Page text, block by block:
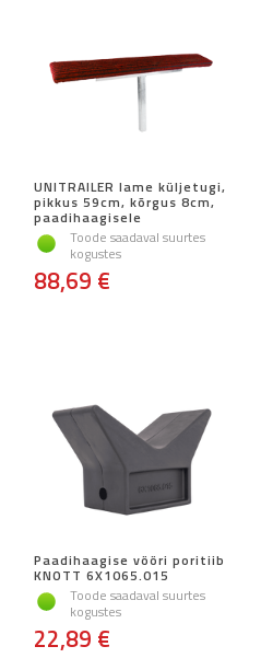
UNITRAILER lame küljetugi,
pikkus 59cm, kõrgus 8cm,
paadihaagisele
Toode saadaval suurtes
kogustes
88,69 €
Paadihaagise vööri poritiib
KNOTT 6X1065.015
Toode saadaval suurtes
kogustes
22,89 €